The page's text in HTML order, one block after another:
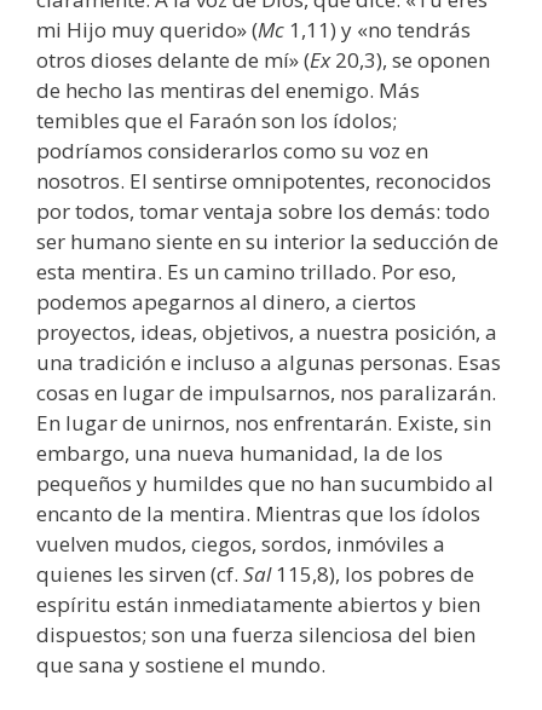
mi Hijo muy querido» (Mc 1,11) y «no tendrás
otros dioses delante de mí» (Ex20,3), se oponen
de hecho las mentiras del enemigo. Más
temibles que el Faraón son los ídolos;
podríamos considerarlos como su voz en
nosotros. El sentirse omnipotentes, reconocidos
por todos, tomar ventaja sobre los demás: todo
ser humano siente en su interior la seducción de
esta mentira. Es un camino trillado. Por eso,
podemos apegarnos al dinero, a ciertos
proyectos, ideas, objetivos, a nuestra posición, a
una tradición e incluso a algunas personas. Esas
cosas en lugar de impulsarnos, nos paralizarán.
En lugar de unirnos, nos enfrentarán. Existe, sin
embargo, una nueva humanidad, la de los
pequeños y humildes que no han sucumbido al
encanto de la mentira. Mientras que los ídolos
vuelven mudos, ciegos, sordos, inmóviles a
quienes les sirven (cf. Sal115,8), los pobres de
espíritu están inmediatamente abiertos y bien
dispuestos; son una fuerza silenciosa del bien
que sana y sostiene el mundo.